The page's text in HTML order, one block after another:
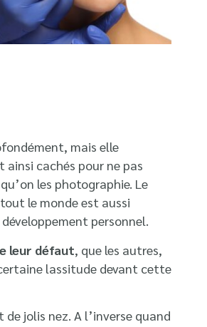
mais elle
ainsi cachés pour ne pas
les photographie. Le
le monde est aussi
personnel.
leur défaut, que les autres,
lassitude devant cette
jolis nez. A l’inverse quand